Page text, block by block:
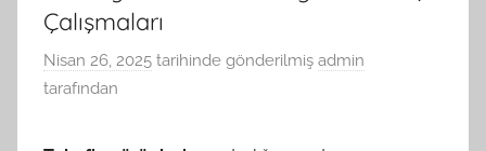
Çalışmaları
Nisan 26, 2025 tarihinde gönderilmiş admin
tarafından